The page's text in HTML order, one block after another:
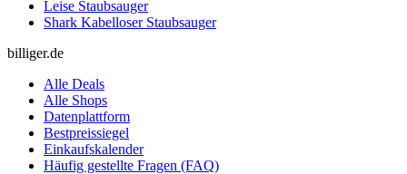
Leise Staubsauger
Shark Kabelloser Staubsauger
billiger.de
Alle Deals
Alle Shops
Datenplattform
Bestpreissiegel
Einkaufskalender
Häufig gestellte Fragen (FAQ)